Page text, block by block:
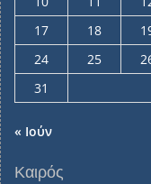
17
18
24
25
31
« Ιούν
Καιρός